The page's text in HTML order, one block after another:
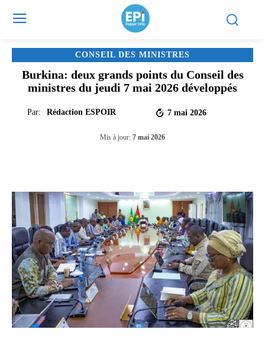
CONSEIL DES MINISTRES
Burkina: deux grands points du Conseil des
ministres du jeudi 7 mai 2026 développés
Par: Rédaction ESPOIR 7 mai 2026
Mis à jour: 7 mai 2026